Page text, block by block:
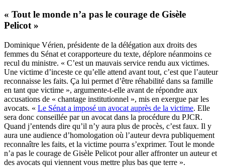
« Tout le monde n’a pas le courage de Gisèle
Pelicot »
Dominique Vérien, présidente de la délégation aux droits des
femmes du Sénat et corapporteure du texte, déplore néanmoins ce
recul du ministre. « C’est un mauvais service rendu aux victimes.
Une victime d’inceste ce qu’elle attend avant tout, c’est que l’auteur
reconnaisse les faits. Ça lui permet d’être réhabilité dans sa famille
en tant que victime », argumente-t-elle avant de répondre aux
accusations de « chantage institutionnel », mis en exergue par les
avocats. « Le Sénat a imposé un avocat auprès de la victime. Elle
sera donc conseillée par un avocat dans la procédure du PJCR.
Quand j’entends dire qu’il n’y aura plus de procès, c’est faux. Il y
aura une audience d’homologation où l’auteur devra publiquement
reconnaître les faits, et la victime pourra s’exprimer. Tout le monde
n’a pas le courage de Gisèle Pelicot pour aller affronter un auteur et
des avocats qui viennent vous mettre plus bas que terre ».